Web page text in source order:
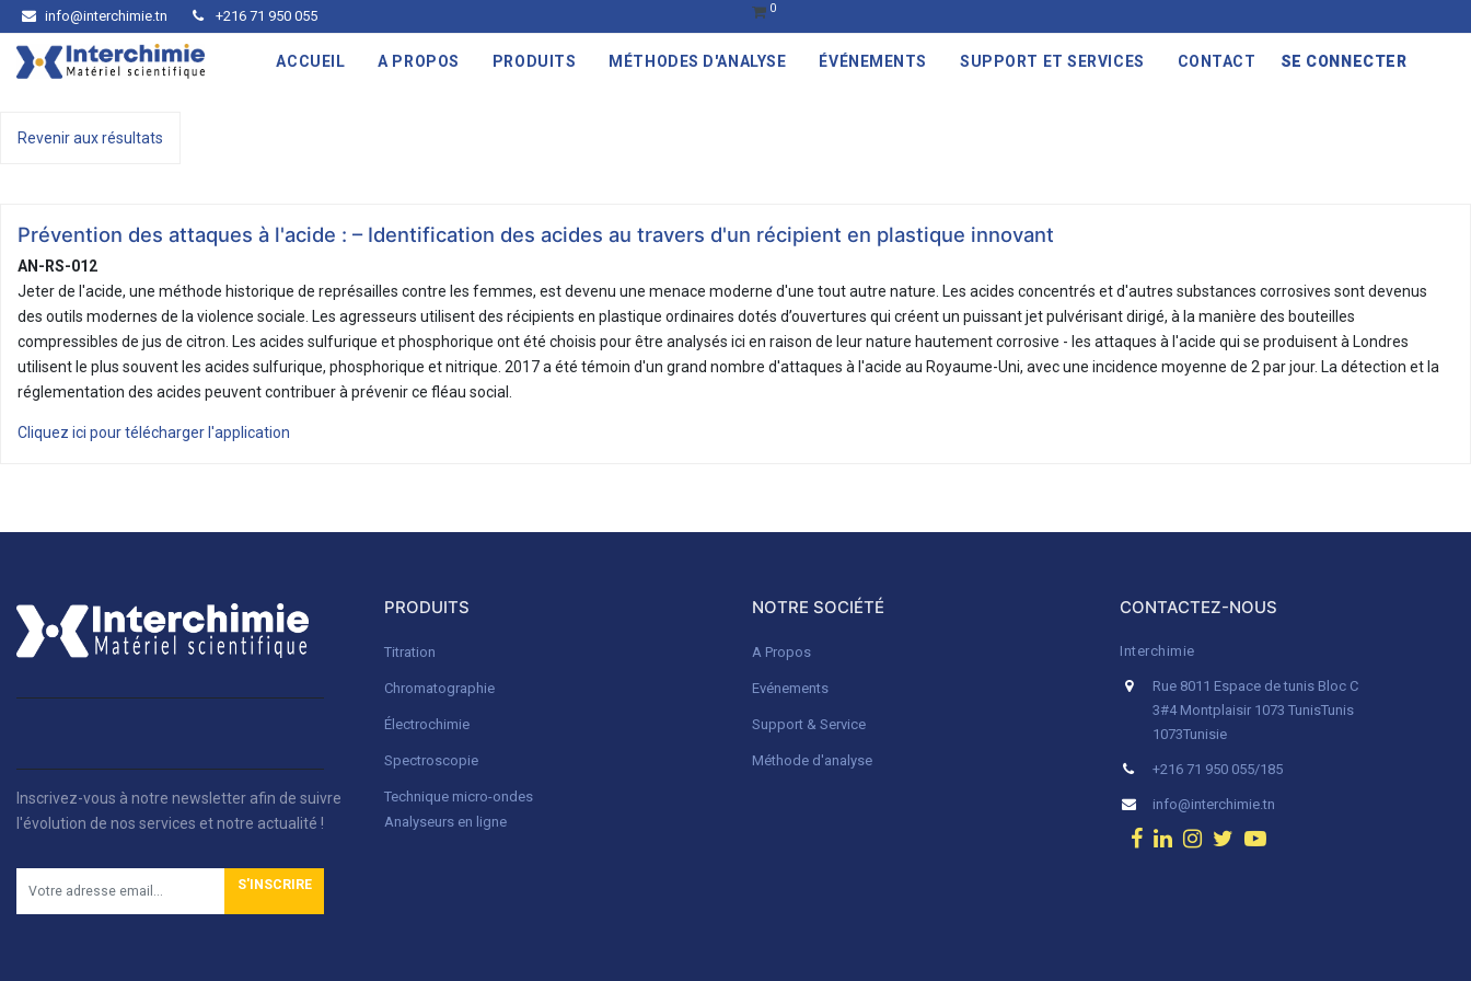
info@interchimie.tn +216 71 950 055 0
ACCUEIL A PROPOS PRODUITS MÉTHODES D'ANALYSE ÉVÉNEMENTS SUPPORT ET SERVICES CONTACT SE CONNECTER
Revenir aux résultats
Prévention des attaques à l'acide : – Identification des acides au travers d'un récipient en plastique innovant
AN-RS-012
Jeter de l'acide, une méthode historique de représailles contre les femmes, est devenu une menace moderne d'une tout autre nature. Les acides concentrés et d'autres substances corrosives sont devenus
des outils modernes de la violence sociale. Les agresseurs utilisent des récipients en plastique ordinaires dotés d’ouvertures qui créent un puissant jet pulvérisant dirigé, à la manière des bouteilles
compressibles de jus de citron. Les acides sulfurique et phosphorique ont été choisis pour être analysés ici en raison de leur nature hautement corrosive - les attaques à l'acide qui se produisent à Londres
utilisent le plus souvent les acides sulfurique, phosphorique et nitrique. 2017 a été témoin d'un grand nombre d'attaques à l'acide au Royaume-Uni, avec une incidence moyenne de 2 par jour. La détection et la
réglementation des acides peuvent contribuer à prévenir ce fléau social.
Cliquez ici pour télécharger l'application
Inscrivez-vous à notre newsletter afin de suivre
l'évolution de nos services et notre actualité !
S'INSCRIRE
PRODUITS
Titration
Chromatographie
Électrochimie
Spectroscopie
Technique micro-ondes
Analyseurs en ligne
NOTRE SOCIÉTÉ
A Propos
Evénements
Support & Service
Méthode d'analyse
CONTACTEZ-NOUS
Interchimie
Rue 8011 Espace de tunis Bloc C
3#4 Montplaisir 1073 TunisTunis
1073Tunisie
+216 71 950 055/185
info@interchimie.tn